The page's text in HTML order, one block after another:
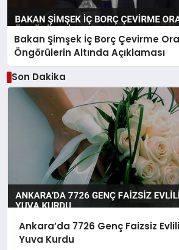
Bakan Şimşek İç Borç Çevirme
Öngörülerin Altında Açıklaması
Son Dakika
Ankara’da 7726 Genç Faizsiz
Yuva Kurdu